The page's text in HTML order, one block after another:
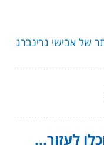
של אבישי גרינברג
לעזור...